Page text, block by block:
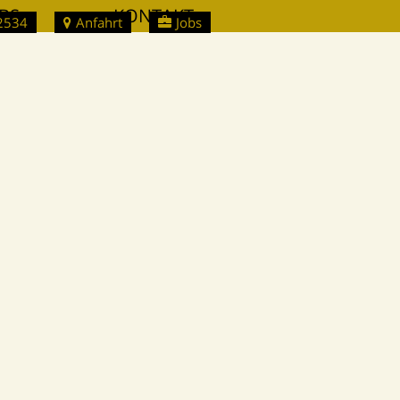
Anfahrt Jobs
KONTAKT